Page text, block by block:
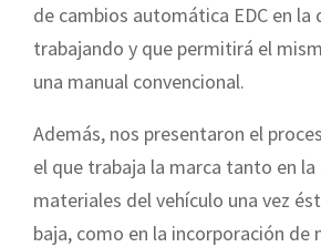
de cambios automática EDC en la
trabajando y que permitirá el
una manual convencional.
Además, nos presentaron el
el que trabaja la marca tanto en
materiales del vehículo una vez
baja, como en la incorporación de